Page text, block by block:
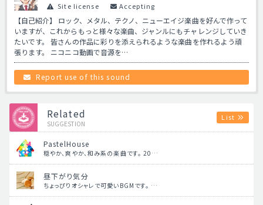
Site license Accepting
【自己紹介】 ロック、メタル、テクノ、ニューエイジ楽曲を好んで作って
いますが、これからもっと様々な楽曲、ジャンルにもチャレンジしていき
たいです。 皆さんの作品に彩りを添えられるような楽曲を作れるよう頑
張ります。 ニコニコ動画で音源を…
Report use of this sound
Related
SUGGESTION
List
PastelHouse
穏やか、爽やか、和み系の楽曲です。 20…
昼下がり気分
ちょっぴりオシャレで可愛いBGMです。 …